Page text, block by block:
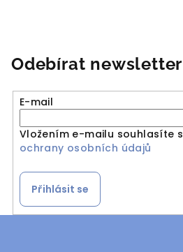
Odebírat newsletter
E-mail
Vložením e-mailu souhlasíte s
ochrany osobních údajů
Přihlásit se